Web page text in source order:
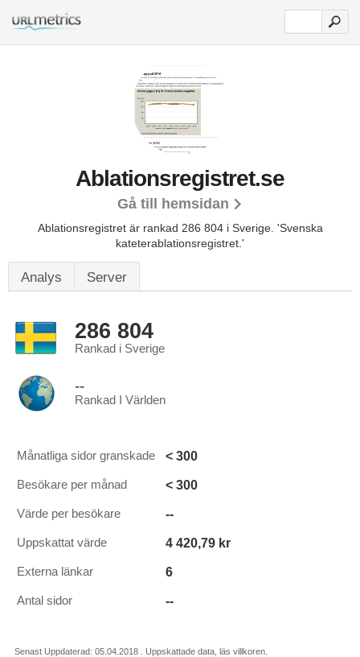
Ablationsregistret.se
Gå till hemsidan
Ablationsregistret är rankad 286 804 i Sverige. 'Svenska
kateterablationsregistret.'
Analys Server
286 804
Rankad i Sverige
--
Rankad I Världen
Månatliga sidor granskade < 300
Besökare per månad < 300
Värde per besökare --
Uppskattat värde 4 420,79 kr
Externa länkar 6
Antal sidor --
Senast Uppdaterad: 05.04.2018 . Uppskattade data, läs villkoren.